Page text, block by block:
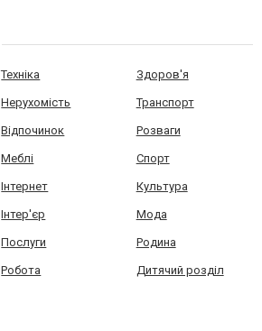
Техніка Здоров'я
Нерухомість Транспорт
Відпочинок Розваги
Меблі Спорт
Інтернет Культура
Інтер'єр Мода
Послуги Родина
Робота Дитячий розділ